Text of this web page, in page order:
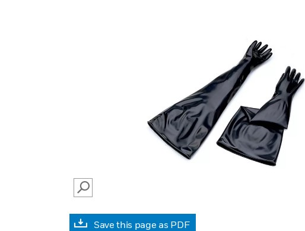
SEARCH
Save this page as PDF